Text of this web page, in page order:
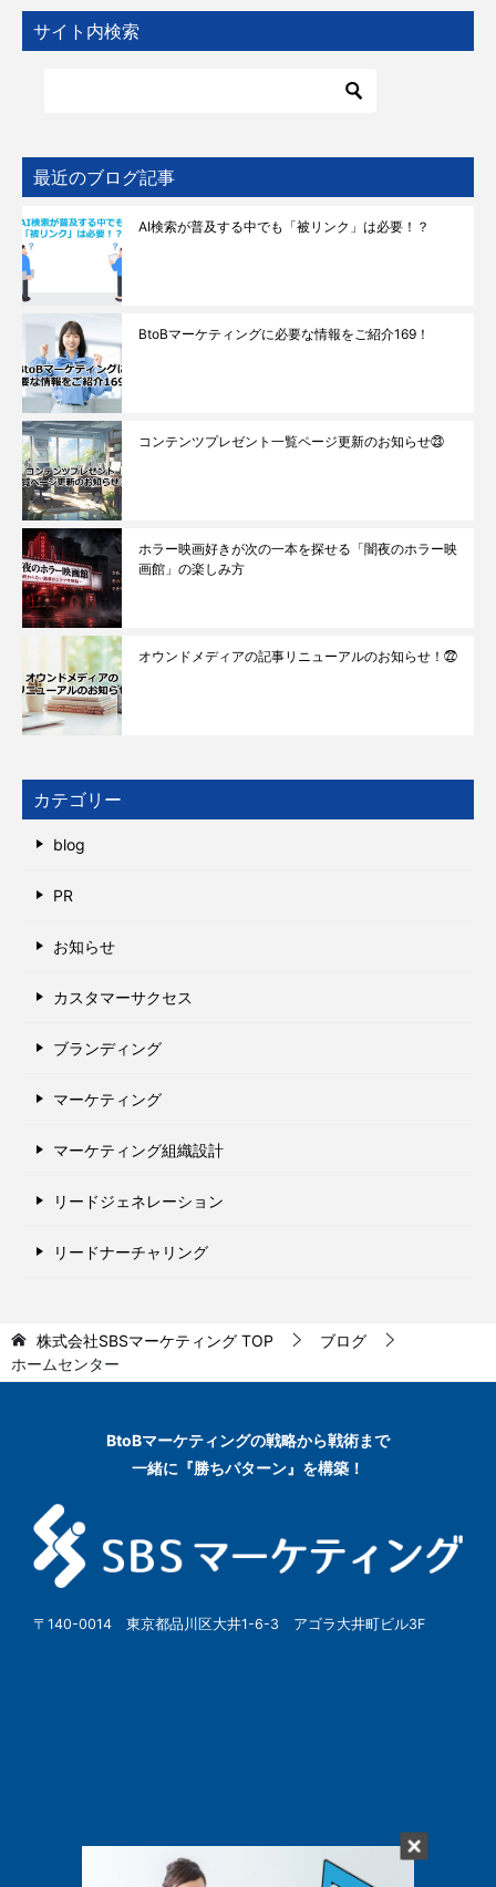
サイト内検索
最近のブログ記事
AI検索が普及する中でも「被リンク」は必要！？
BtoBマーケティングに必要な情報をご紹介169！
コンテンツプレゼント一覧ページ更新のお知らせ㉓
ホラー映画好きが次の一本を探せる「闇夜のホラー映
画館」の楽しみ方
オウンドメディアの記事リニューアルのお知らせ！㉒
カテゴリー
blog
PR
お知らせ
カスタマーサクセス
ブランディング
マーケティング
マーケティング組織設計
リードジェネレーション
リードナーチャリング
株式会社SBSマーケティング TOP
ブログ
ホームセンター
BtoBマーケティングの戦略から戦術まで
一緒に『勝ちパターン』を構築！
〒140-0014 東京都品川区大井1-6-3 アゴラ大井町ビル3F